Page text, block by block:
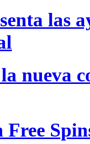
las
nueva
Free